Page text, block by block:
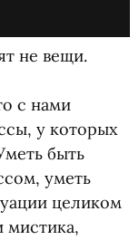
не вещи.
с нами
у которых
быть
уметь
целиком
мистика,